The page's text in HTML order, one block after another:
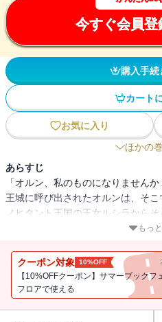
今すぐ会員登
購入手
カート
お気に入り
ほかの
あらすじ
「オルン、私のものになりませんか
王城に呼び出されたオルンは、そこ
ノヒタント王国の王女ルシラから
中央軍からの勧誘を受けたりしつ
南の大迷宮の九十三層の攻略を成功
人類最高到達階層に並ぶことになっ
だが、そんな喜びムードの中、オ
もっ
クーポン対象 10%OFF
【10%OFFクーポン】サマーブックフ
フロアで使える